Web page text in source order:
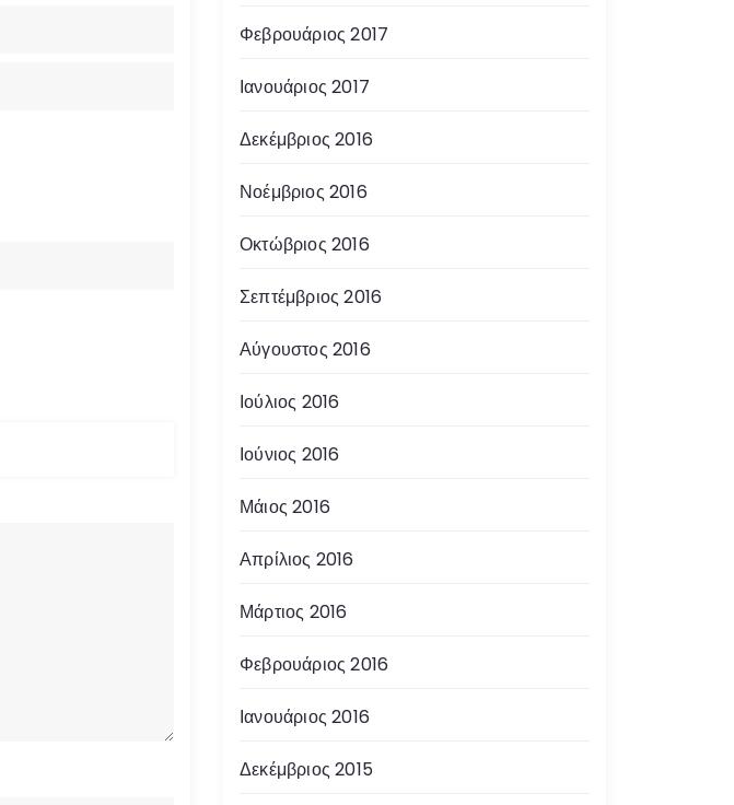
Φεβρουάριος 2017
Ιανουάριος 2017
Δεκέμβριος 2016
Νοέμβριος 2016
Οκτώβριος 2016
Σεπτέμβριος 2016
Αύγουστος 2016
Ιούλιος 2016
Ιούνιος 2016
Μάιος 2016
Απρίλιος 2016
Μάρτιος 2016
Φεβρουάριος 2016
Ιανουάριος 2016
Δεκέμβριος 2015